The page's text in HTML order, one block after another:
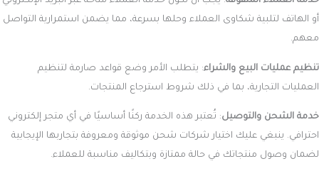
أو الهاتف لتلبية شكاوى العملاء وحلها بسرعة، مما يضمن استمرارية التواصل
معهم.
تنظيم عمليات البيع والشراء: يتطلب الأمر وضع قواعد صارمة لتنظيم
العمليات التجارية، بما في ذلك شروط استرجاع المنتجات.
خدمة الشحن والتوصيل: تُعتبر هذه الخدمة ركنًا أساسيًا في أي متجر إلكتروني
احترافي. ينبغي عليك اختيار شركات شحن موثوقة ومعروفة بتجاربها الإيجابية
لضمان وصول منتجاتك في حالة ممتازة وبتكاليف مناسبة للعملاء.